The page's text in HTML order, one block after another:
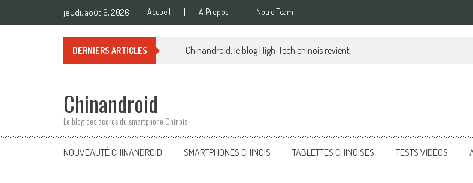
jeudi, août 6, 2026 Accueil A Propos Notre Team
DERNIERS ARTICLES Chinandroid, le blog High-Tech chinois revient
Chinandroid
Le blog des accros du smartphone Chinois
NOUVEAUTÉ CHINANDROID SMARTPHONES CHINOIS TABLETTES CHINOISES TESTS VIDÉOS